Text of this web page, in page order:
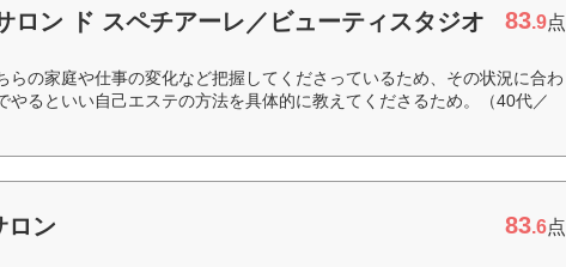
ロン ド スペチアーレ／ビューティスタジオ 83.9点
らの家庭や仕事の変化など把握してくださっているため、その状況に合わ
やるといい自己エステの方法を具体的に教えてくださるため。（40代／
ロン 83.6点